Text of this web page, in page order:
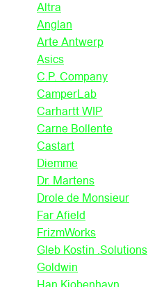
Altra
Anglan
Arte Antwerp
Asics
C.P. Company
CamperLab
Carhartt WIP
Carne Bollente
Castart
Diemme
Dr. Martens
Drole de Monsieur
Far Afield
FrizmWorks
Gleb Kostin .Solutions
Goldwin